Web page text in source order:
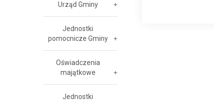
Urząd Gminy
Jednostki
pomocnicze Gminy
Oświadczenia
majątkowe
Jednostki